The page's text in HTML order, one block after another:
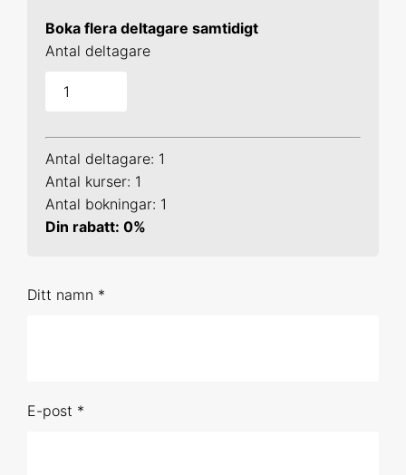
25-26 aug 2026 Online
29-30 sep 2026 Online
24-25 nov 2026 Online
19-20 jan 2027 Online
16-17 mar 2027 Online
Boka flera deltagare samtidigt
Antal deltagare
Antal deltagare: 1
Antal kurser: 1
Antal bokningar: 1
Din rabatt: 0%
Ditt namn *
E-post *